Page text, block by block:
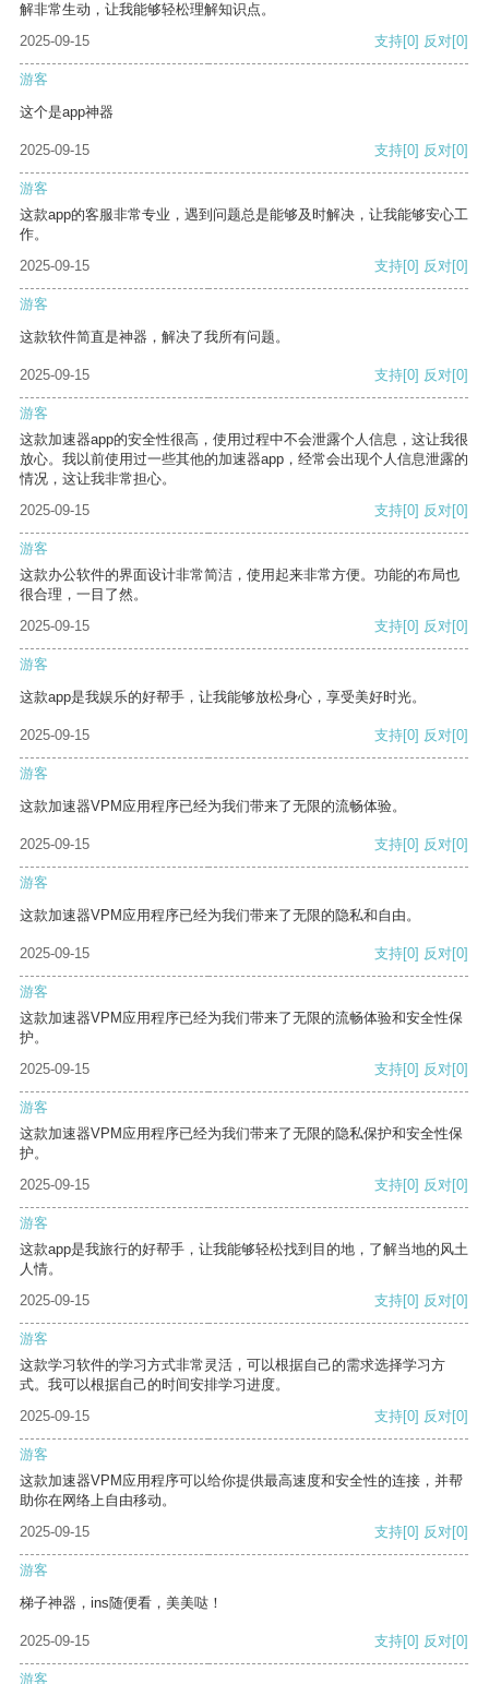
解非常生动，让我能够轻松理解知识点。
2025-09-15
支持[0] 反对[0]
游客
这个是app神器
2025-09-15 支持[0] 反对[0]
游客
这款app的客服非常专业，遇到问题总是能够及时解决，让我能够安心工
作。
2025-09-15
支持[0] 反对[0]
游客
这款软件简直是神器，解决了我所有问题。
2025-09-15 支持[0] 反对[0]
游客
这款加速器app的安全性很高，使用过程中不会泄露个人信息，这让我很
放心。我以前使用过一些其他的加速器app，经常会出现个人信息泄露的
情况，这让我非常担心。
2025-09-15
支持[0] 反对[0]
游客
这款办公软件的界面设计非常简洁，使用起来非常方便。功能的布局也
很合理，一目了然。
2025-09-15
支持[0] 反对[0]
游客
这款app是我娱乐的好帮手，让我能够放松身心，享受美好时光。
2025-09-15 支持[0] 反对[0]
游客
这款加速器VPM应用程序已经为我们带来了无限的流畅体验。
2025-09-15 支持[0] 反对[0]
游客
这款加速器VPM应用程序已经为我们带来了无限的隐私和自由。
2025-09-15 支持[0] 反对[0]
游客
这款加速器VPM应用程序已经为我们带来了无限的流畅体验和安全性保
护。
2025-09-15
支持[0] 反对[0]
游客
这款加速器VPM应用程序已经为我们带来了无限的隐私保护和安全性保
护。
2025-09-15
支持[0] 反对[0]
游客
这款app是我旅行的好帮手，让我能够轻松找到目的地，了解当地的风土
人情。
2025-09-15
支持[0] 反对[0]
游客
这款学习软件的学习方式非常灵活，可以根据自己的需求选择学习方
式。我可以根据自己的时间安排学习进度。
2025-09-15
支持[0] 反对[0]
游客
这款加速器VPM应用程序可以给你提供最高速度和安全性的连接，并帮
助你在网络上自由移动。
2025-09-15
支持[0] 反对[0]
游客
梯子神器，ins随便看，美美哒！
2025-09-15 支持[0] 反对[0]
游客